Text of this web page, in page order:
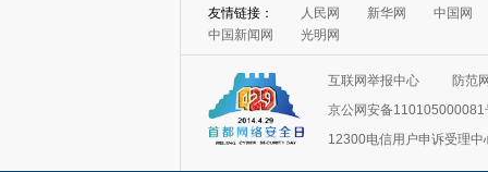
友情链接： 人民网 新华网
中国网
中国新闻网
光明网
互联网举报中心
防范
京公网安备110105000081
12300电信用户申诉受理中